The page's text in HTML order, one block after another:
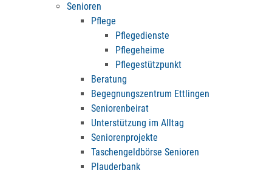
Senioren
Pflege
Pflegedienste
Pflegeheime
Pflegestützpunkt
Beratung
Begegnungszentrum Ettlingen
Seniorenbeirat
Unterstützung im Alltag
Seniorenprojekte
Taschengeldbörse Senioren
Plauderbank